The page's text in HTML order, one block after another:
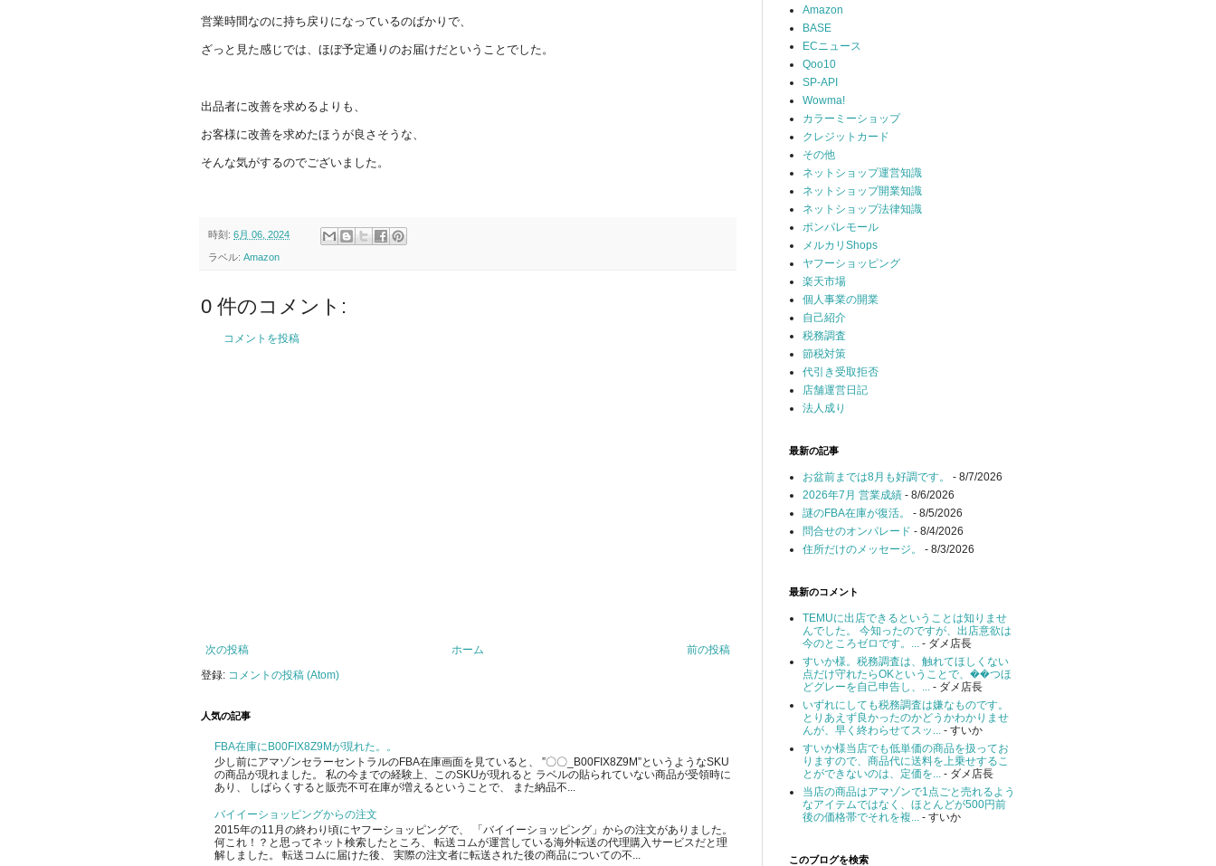
営業時間なのに持ち戻りになっているのばかりで、
ざっと見た感じでは、ほぼ予定通りのお届けだということでした。
出品者に改善を求めるよりも、
お客様に改善を求めたほうが良さそうな、
そんな気がするのでございました。
時刻: 6月 06, 2024
ラベル: Amazon
0 件のコメント:
コメントを投稿
次の投稿 前の投稿
ホーム
登録: コメントの投稿 (Atom)
人気の記事
FBA在庫にB00FIX8Z9Mが現れた。。
少し前にアマゾンセラーセントラルのFBA在庫画面を見ていると、 ”〇〇_B00FIX8Z9M”というようなSKU
の商品が現れました。 私の今までの経験上、このSKUが現れると ラベルの貼られていない商品が受領時に
あり、 しばらくすると販売不可在庫が増えるということで、 また納品不...
バイイーショッピングからの注文
2015年の11月の終わり頃にヤフーショッピングで、 「バイイーショッピング」からの注文がありました。
何これ！？と思ってネット検索したところ、 転送コムが運営している海外転送の代理購入サービスだと理
解しました。 転送コムに届けた後、 実際の注文者に転送された後の商品についての不...
Amazon
BASE
ECニュース
Qoo10
SP-API
Wowma!
カラーミーショップ
クレジットカード
その他
ネットショップ運営知識
ネットショップ開業知識
ネットショップ法律知識
ポンパレモール
メルカリShops
ヤフーショッピング
楽天市場
個人事業の開業
自己紹介
税務調査
節税対策
代引き受取拒否
店舗運営日記
法人成り
最新の記事
お盆前までは8月も好調です。
- 8/7/2026
2026年7月 営業成績 - 8/6/2026
謎のFBA在庫が復活。
- 8/5/2026
問合せのオンパレード - 8/4/2026
住所だけのメッセージ。
- 8/3/2026
最新のコメント
TEMUに出店できるということは知りませ
んでした。 今知ったのですが、出店意欲は
今のところゼロです。... - ダメ店長
すいか様。税務調査は、触れてほしくない
点だけ守れたらOKということで、��つほ
どグレーを自己申告し、... - ダメ店長
いずれにしても税務調査は嫌なものです。
とりあえず良かったのかどうかわかりませ
んが、早く終わらせてスッ... - すいか
すいか様当店でも低単価の商品を扱ってお
りますので、商品代に送料を上乗せするこ
とができないのは、定価を... - ダメ店長
当店の商品はアマゾンで1点ごと売れるよう
なアイテムではなく、ほとんどが500円前
後の価格帯でそれを複... - すいか
このブログを検索